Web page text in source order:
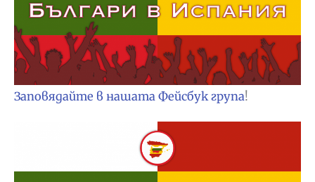
Заповядайте в нашата Фейсбук група!